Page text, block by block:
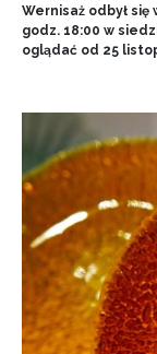
Wernisaż odbył
godz. 18:00 w
oglądać od 25